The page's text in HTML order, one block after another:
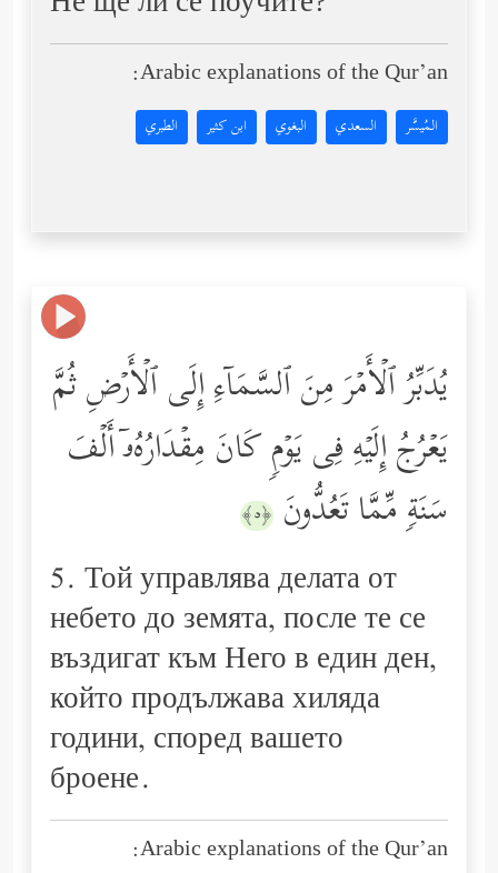
Arabic explanations of the Qur’an:
المُيسَّر السعدي البغوي ابن كثير الطبري
یُدَبِّرُ ٱلۡأَمۡرَ مِنَ ٱلسَّمَاۤءِ إِلَى ٱلۡأَرۡضِ ثُمَّ
یَعۡرُجُ إِلَیۡهِ فِی یَوۡمࣲ كَانَ مِقۡدَارُهُۥۤ أَلۡفَ
سَنَةࣲ مِّمَّا تَعُدُّونَ ﴿٥﴾
5. Той управлява делата от
небето до земята, после те се
въздигат към Него в един ден,
който продължава хиляда
години, според вашето
броене.
Arabic explanations of the Qur’an: